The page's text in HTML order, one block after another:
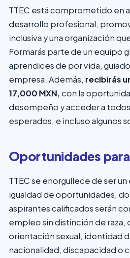
TTEC está comprometido en
desarrollo profesional,
inclusiva y una organización
Formarás parte de un equipo
aprendices de por vida,
empresa. Además, recibirás
17,000 MXN,con la
desempeño y acceder a
esperados, e incluso algunos
Oportunidades
TTEC se enorgullece de ser
igualdad de oportunidades,
aspirantes calificados serán
empleo sin distinción de raza,
orientación sexual, identidad
nacionalidad, discapacidad o